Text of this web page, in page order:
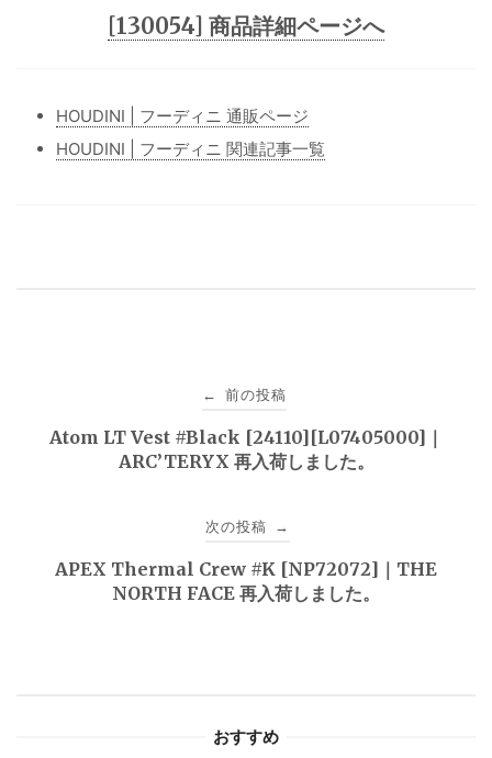
[130054] 商品詳細ページへ
HOUDINI | フーディニ 通販ページ
HOUDINI | フーディニ 関連記事一覧
← 前の投稿
Atom LT Vest #Black [24110][L07405000]｜
ARC’TERYX 再入荷しました。
次の投稿 →
APEX Thermal Crew #K [NP72072]｜THE
NORTH FACE 再入荷しました。
おすすめ